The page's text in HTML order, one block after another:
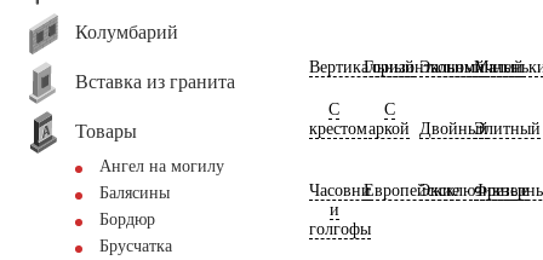
Колумбарий
Вставка из гранита
Товары
Ангел на могилу
Балясины
Бордюр
Брусчатка
ВертикальныйГоризонтальный
Экономичный
С
крестом
С
аркой
ДвойныйЭлитный
Часовни
и
голгофы
ЕвропейскиеЭксклюзивные